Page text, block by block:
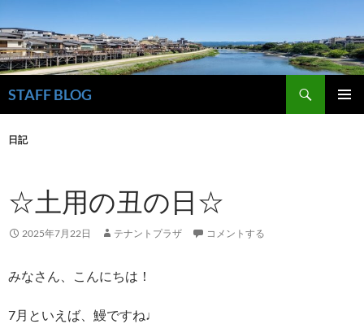
STAFF BLOG
索
テ
ス
キ
日記
☆土用の丑の日☆
2025年7月22日 テナントプラザ コメントする
みなさん、こんにちは！
7月といえば、鰻ですね♩